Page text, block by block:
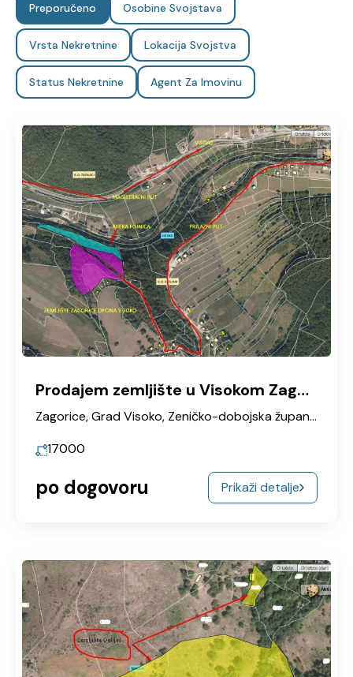
Preporučeno Osobine Svojstava
Vrsta Nekretnine Lokacija Svojstva
Status Nekretnine Agent Za Imovinu
Prodajem zemljište u Visokom Zagorice
Zagorice, Grad Visoko, Zeničko-dobojska županija, Federacija Bosne i Hercegovine, Bosna i Hercegovina
17000
po dogovoru Prikaži detalje